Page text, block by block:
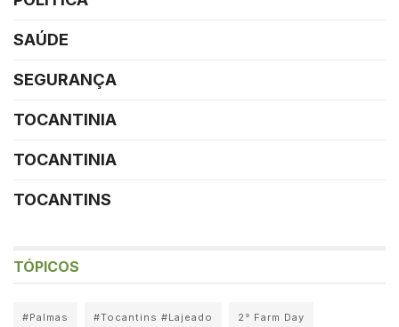
SAÚDE
SEGURANÇA
TOCANTINIA
TOCANTINIA
TOCANTINS
TÓPICOS
#Palmas #Tocantins #Lajeado 2° Farm Day